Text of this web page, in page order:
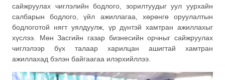
сайжруулах чиглэлийн бодлого, зорилтуудыг уул уурхайн
салбарын бодлого, үйл ажиллагаа, хөрөнгө оруулалтын
бодлоготой нягт уялдуулж, үр дүнтэй хамтран ажиллахыг
хүслээ. Мөн Засгийн газар бизнесийн орчныг сайжруулах
чиглэлээр бүх талаар харилцан ашигтай хамтран
ажиллахад бэлэн байгаагаа илэрхийллээ.